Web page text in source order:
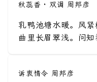
秋蕊香 · 双调 周邦彦
乳鸭池塘水暖。风紧
曲里长眉翠浅。问
诉衷情令 周邦彦